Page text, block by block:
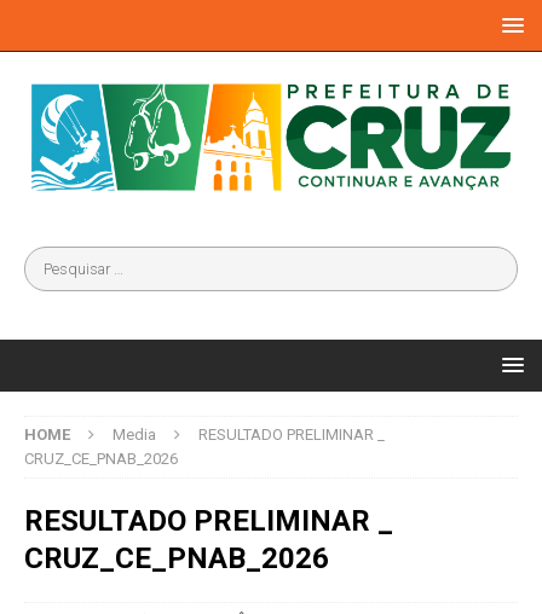
HOME Media
RESULTADO PRELIMINAR _
CRUZ_CE_PNAB_2026
RESULTADO PRELIMINAR _
CRUZ_CE_PNAB_2026